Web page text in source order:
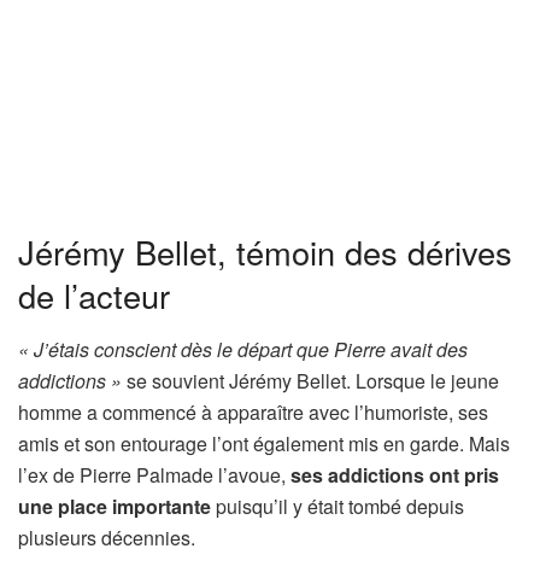
Jérémy Bellet, témoin des dérives
de l’acteur
« J’étais conscient dès le départ que Pierre avait des
addictions » se souvient Jérémy Bellet. Lorsque le jeune
homme a commencé à apparaître avec l’humoriste, ses
amis et son entourage l’ont également mis en garde. Mais
l’ex de Pierre Palmade l’avoue, ses addictions ont pris
une place importantepuisqu’il y était tombé depuis
plusieurs décennies.